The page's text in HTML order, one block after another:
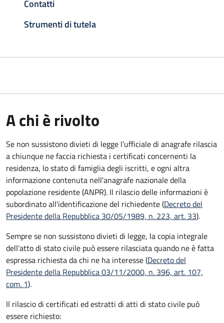
Contatti
Strumenti di tutela
A chi è rivolto
Se non sussistono divieti di legge l'ufficiale di anagrafe rilascia
a chiunque ne faccia richiesta i certificati concernenti la
residenza, lo stato di famiglia degli iscritti, e ogni altra
informazione contenuta nell'anagrafe nazionale della
popolazione residente (ANPR). Il rilascio delle informazioni è
subordinato all'identificazione del richiedente (Decreto del
Presidente della Repubblica 30/05/1989, n. 223, art. 33).
Sempre se non sussistono divieti di legge, la copia integrale
dell'atto di stato civile può essere rilasciata quando ne è fatta
espressa richiesta da chi ne ha interesse (Decreto del
Presidente della Repubblica 03/11/2000, n. 396, art. 107,
com. 1).
Il rilascio di certificati ed estratti di atti di stato civile può
essere richiesto: